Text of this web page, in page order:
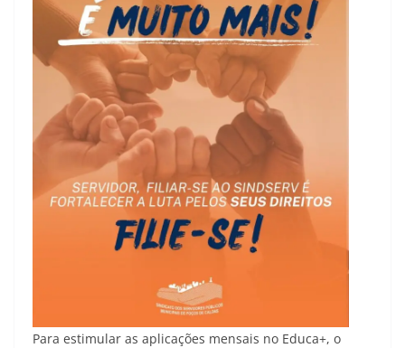
Para estimular as aplicações mensais no Educa+, o